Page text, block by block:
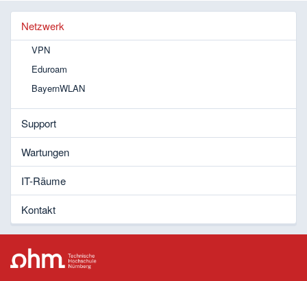
Netzwerk
VPN
Eduroam
BayernWLAN
Support
Wartungen
IT-Räume
Kontakt